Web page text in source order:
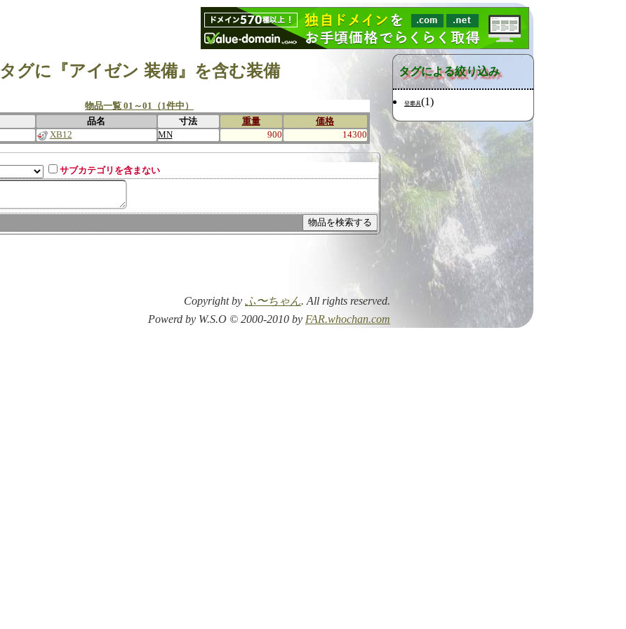
タグに『アイゼン 装備』を含む装備
物品一覧 01～01（1件中）
品名 寸法 重量
価格
XB12 MN 900 14300
サブカテゴリを含まない
タグによる絞り込み
登攀具(1)
Copyright by ふ〜ちゃん. All rights reserved.
Powerd by W.S.O © 2000-2010 by FAR.whochan.com